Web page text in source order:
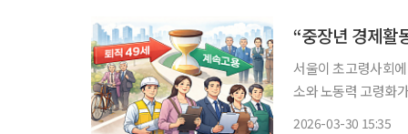
“중장년 경제활
서울이 초고령사회
소와 노동력 고령화
2026-03-30 15:35